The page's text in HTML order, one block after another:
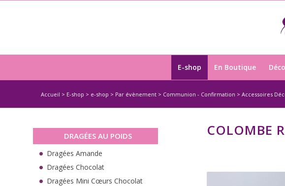
E-shop En Boutique
Accueil > E-shop > e-shop > Par évènement> Communion - Confirmation > Accessoires
COLOMBE
DRAGÉES AU POIDS
Dragées Amande
Dragées Chocolat
Dragées Mini Cœurs Chocolat